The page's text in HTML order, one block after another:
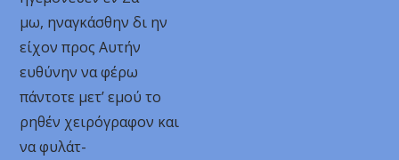
μω, ηναγκάσθην δι ην
είχον προς Αυτήν
ευθύνην να φέρω
πάντοτε μετ’ εμού το
ρηθέν χειρόγραφον και
να φυλάτ-